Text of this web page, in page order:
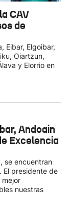
CAV
de
Eibar, Elgoibar,
Oiartzun,
y Elorrio en
Andoain
Excelencia
se encuentran
El presidente de
mejor
nuestras